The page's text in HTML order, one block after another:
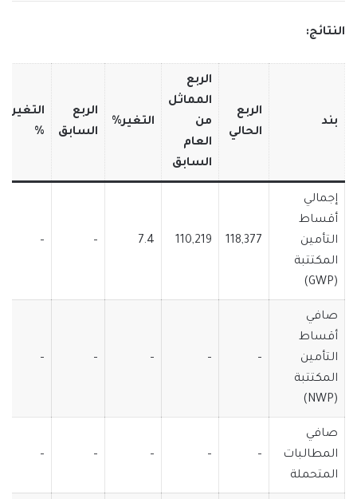
النتائج:
بند
الربع
الحالي
الربع
المماثل
من
العام
السابق
التغير%
الربع
السابق
التغير
%
إجمالي
أقساط
التأمين
المكتتبة
(GWP)
118,377
110,219
7.4
–
–
صافي
أقساط
التأمين
المكتتبة
(NWP)
–
–
–
–
–
صافي
المطالبات
المتحملة
–
–
–
–
–